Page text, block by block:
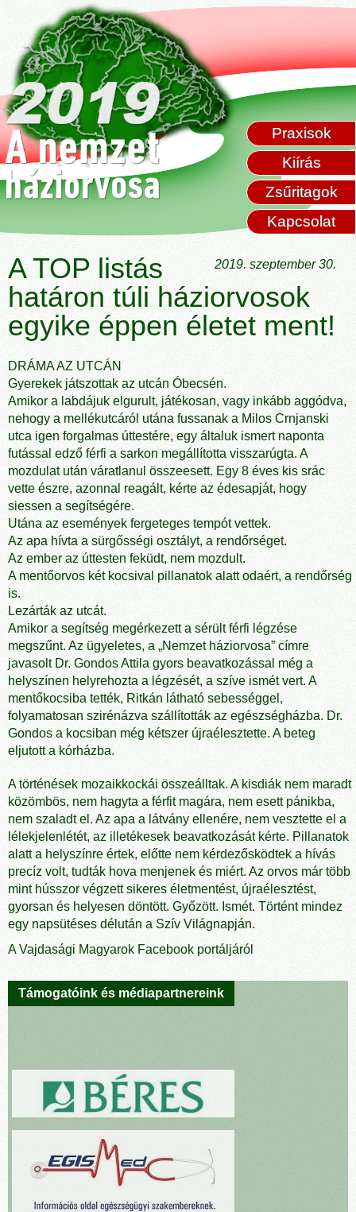
Praxisok
Kiírás
Zsűritagok
Kapcsolat
2019. szeptember 30.
A TOP listás
határon túli háziorvosok
egyike éppen életet ment!
DRÁMA AZ UTCÁN
Gyerekek játszottak az utcán Óbecsén.
Amikor a labdájuk elgurult, játékosan, vagy inkább aggódva,
nehogy a mellékutcáról utána fussanak a Milos Crnjanski
utca igen forgalmas úttestére, egy általuk ismert naponta
futással edző férfi a sarkon megállította visszarúgta. A
mozdulat után váratlanul összeesett. Egy 8 éves kis srác
vette észre, azonnal reagált, kérte az édesapját, hogy
siessen a segítségére.
Utána az események fergeteges tempót vettek.
Az apa hívta a sürgősségi osztályt, a rendőrséget.
Az ember az úttesten feküdt, nem mozdult.
A mentőorvos két kocsival pillanatok alatt odaért, a rendőrség
is.
Lezárták az utcát.
Amikor a segítség megérkezett a sérült férfi légzése
megszűnt. Az ügyeletes, a „Nemzet háziorvosa” címre
javasolt Dr. Gondos Attila gyors beavatkozással még a
helyszínen helyrehozta a légzését, a szíve ismét vert. A
mentőkocsiba tették, Ritkán látható sebességgel,
folyamatosan szirénázva szállították az egészségházba. Dr.
Gondos a kocsiban még kétszer újraélesztette. A beteg
eljutott a kórházba.
A történések mozaikkockái összeálltak. A kisdiák nem maradt
közömbös, nem hagyta a férfit magára, nem esett pánikba,
nem szaladt el. Az apa a látvány ellenére, nem vesztette el a
lélekjelenlétét, az illetékesek beavatkozását kérte. Pillanatok
alatt a helyszínre értek, előtte nem kérdezősködtek a hívás
precíz volt, tudták hova menjenek és miért. Az orvos már több
mint hússzor végzett sikeres életmentést, újraélesztést,
gyorsan és helyesen döntött. Győzött. Ismét. Történt mindez
egy napsütéses délután a Szív Világnapján.
A Vajdasági Magyarok Facebook portáljáról
Támogatóink és médiapartnereink